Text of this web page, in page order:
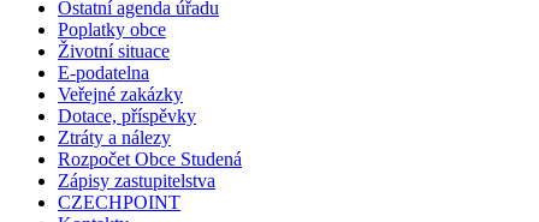
Ostatní agenda úřadu
Poplatky obce
Životní situace
E-podatelna
Veřejné zakázky
Dotace, příspěvky
Ztráty a nálezy
Rozpočet Obce Studená
Zápisy zastupitelstva
CZECHPOINT